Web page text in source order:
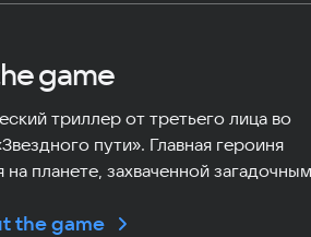
game
триллер от третьего лица во
пути». Главная героиня
на планете, захваченной загадочным
the game